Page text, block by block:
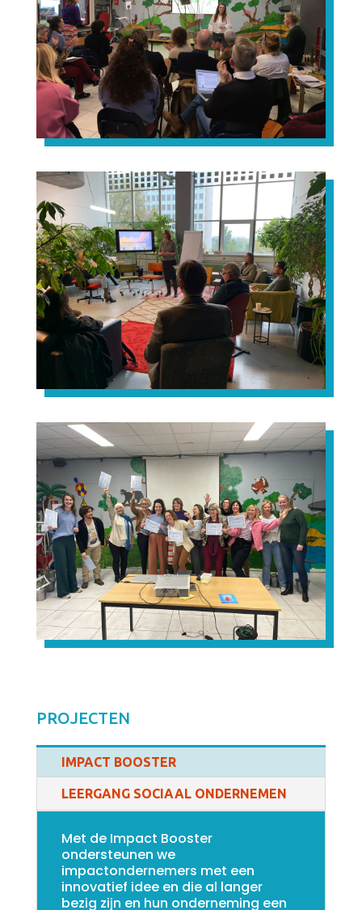
PROJECTEN
IMPACT BOOSTER
LEERGANG SOCIAAL ONDERNEMEN
Met de Impact Booster
ondersteunen we
impactondernemers met een
innovatief idee en die al langer
bezig zijn en hun onderneming een